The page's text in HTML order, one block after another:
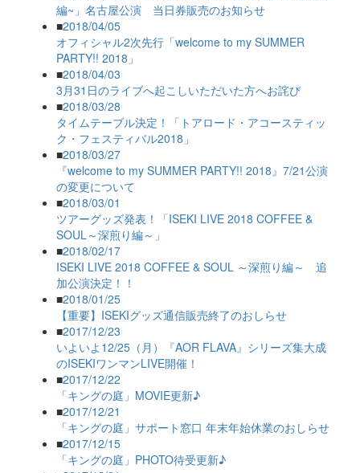
編~」名古屋公演 当日券販売のお知らせ
■2018/04/05
オフィシャル2次先行「welcome to my SUMMER
PARTY!! 2018」
■2018/04/03
3月31日のライブへ起こしいただいた方へお詫び
■2018/03/28
タイムテーブル決定！「トアロード・アコースティッ
ク・フェスティバル2018」
■2018/03/27
『welcome to my SUMMER PARTY!! 2018』7/21公演
の変更について
■2018/03/01
ツアーグッズ発表！「ISEKI LIVE 2018 COFFEE &
SOUL～深煎り編～」
■2018/02/17
ISEKI LIVE 2018 COFFEE & SOUL ～深煎り編～ 追
加公演決定！！
■2018/01/25
【重要】ISEKIグッズ通信販売終了のおしらせ
■2017/12/23
いよいよ12/25（月）『AOR FLAVA』シリーズ集大成
のISEKIワンマンLIVE開催！
■2017/12/22
「キングの庭」MOVIE更新♪
■2017/12/21
「キングの庭」サポート窓口 年末年始休業のおしらせ
■2017/12/15
「キングの庭」PHOTO待受更新♪